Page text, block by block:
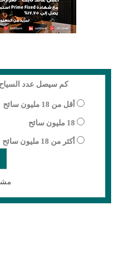
كم سيصل عدد السياح
أقل من 18 مليون سائح
18 مليون سائح
أكثر من 18 مليون سائح